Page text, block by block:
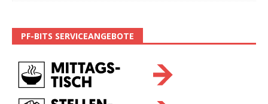
PF-BITS SERVICEANGEBOTE